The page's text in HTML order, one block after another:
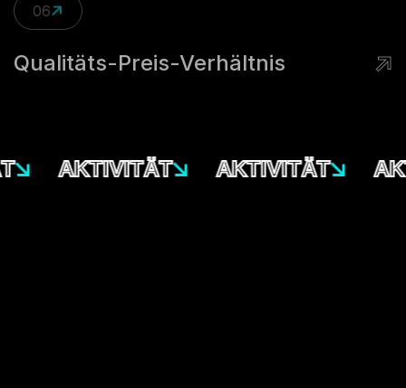
06
Qualitäts-Preis-Verhältnis
AKTIVITÄT AKTIVITÄT